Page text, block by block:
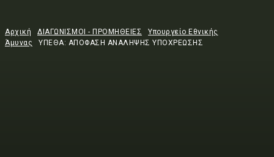
Αρχική ΔΙΑΓΩΝΙΣΜΟΙ - ΠΡΟΜΗΘΕΙΕΣ
Υπουργείο Εθνικής
Άμυνας
ΥΠΕΘΑ: ΑΠΟΦΑΣΗ ΑΝΑΛΗΨΗΣ ΥΠΟΧΡΕΩΣΗΣ